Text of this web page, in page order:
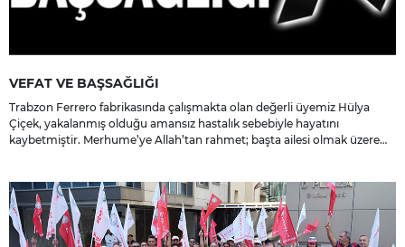
VEFAT VE BAŞSAĞLIĞI
Trabzon Ferrero fabrikasında çalışmakta olan değerli üyemiz Hülya
Çiçek, yakalanmış olduğu amansız hastalık sebebiyle hayatını
kaybetmiştir. Merhume’ye Allah’tan rahmet; başta ailesi olmak üzere